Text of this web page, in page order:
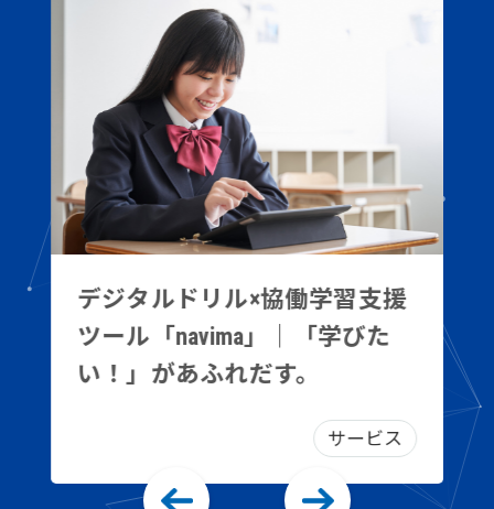
デジタルドリル×協働学習支援
ツール「navima」｜「学びた
い！」があふれだす。
サービス